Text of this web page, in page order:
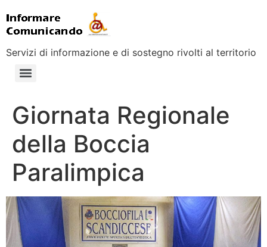
Servizi di informazione e di sostegno rivolti al territorio
Giornata Regionale
della Boccia
Paralimpica